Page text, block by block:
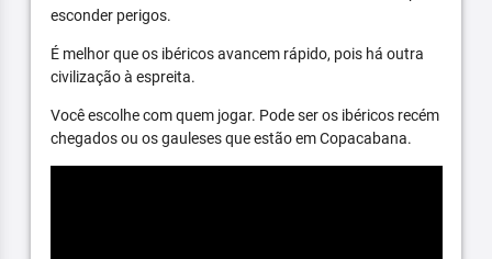
esconder perigos.
É melhor que os ibéricos avancem rápido, pois há outra
civilização à espreita.
Você escolhe com quem jogar. Pode ser os ibéricos recém
chegados ou os gauleses que estão em Copacabana.